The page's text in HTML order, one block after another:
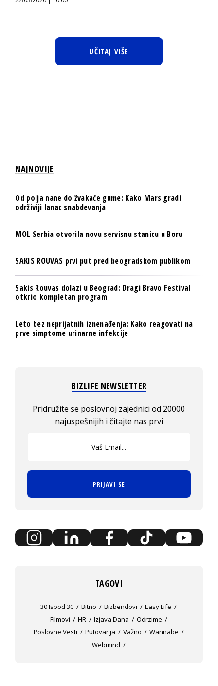
UČITAJ VIŠE
NAJNOVIJE
Od polja nane do žvakaće gume: Kako Mars gradi
održiviji lanac snabdevanja
MOL Serbia otvorila novu servisnu stanicu u Boru
SAKIS ROUVAS prvi put pred beogradskom publikom
Sakis Rouvas dolazi u Beograd: Dragi Bravo Festival
otkrio kompletan program
Leto bez neprijatnih iznenađenja: Kako reagovati na
prve simptome urinarne infekcije
BIZLIFE NEWSLETTER
Pridružite se poslovnoj zajednici od 20000
najuspešnijih i čitajte nas prvi
PRIJAVI SE
TAGOVI
30 Ispod 30 Bitno Bizbendovi
Easy Life
Filmovi
HR Izjava Dana
Odrzime
Poslovne Vesti
Putovanja Važno
Wannabe
Webmind